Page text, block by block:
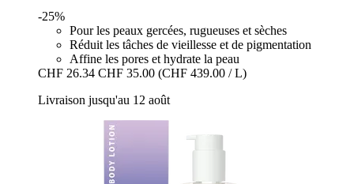
-25%
Pour les peaux gercées, rugueuses et sèches
Réduit les tâches de vieillesse et de pigmentation
Affine les pores et hydrate la peau
CHF 26.34 CHF 35.00 (CHF 439.00 / L)
Livraison jusqu'au 12 août